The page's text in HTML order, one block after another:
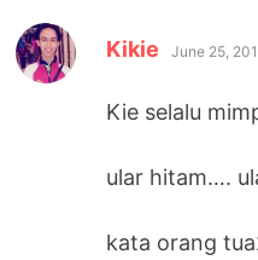
Kikie says:
June 25,
Kie selalu
ular hitam….
kata orang